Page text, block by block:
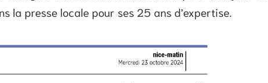
la presse locale pour ses 25 ans d’expertise.